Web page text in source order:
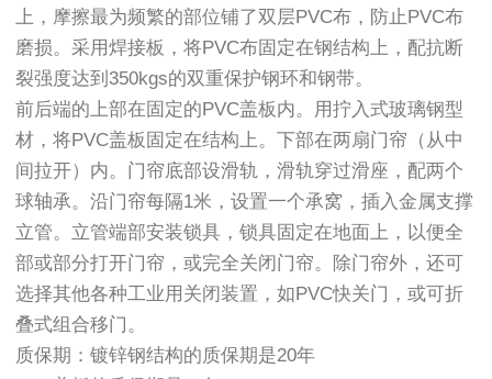
上，摩擦最为频繁的部位铺了双层PVC布，防止PVC布
磨损。采用焊接板，将PVC布固定在钢结构上，配抗断
裂强度达到350kgs的双重保护钢环和钢带。
前后端的上部在固定的PVC盖板内。用拧入式玻璃钢型
材，将PVC盖板固定在结构上。下部在两扇门帘（从中
间拉开）内。门帘底部设滑轨，滑轨穿过滑座，配两个
球轴承。沿门帘每隔1米，设置一个承窝，插入金属支撑
立管。立管端部安装锁具，锁具固定在地面上，以便全
部或部分打开门帘，或完全关闭门帘。除门帘外，还可
选择其他各种工业用关闭装置，如PVC快关门，或可折
叠式组合移门。
质保期：镀锌钢结构的质保期是20年